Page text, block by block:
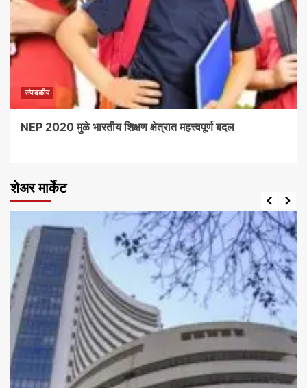
संपादकीय
NEP 2020 मुळे भारतीय शिक्षण क्षेत्रात महत्त्वपूर्ण बदल
शेअर मार्केट